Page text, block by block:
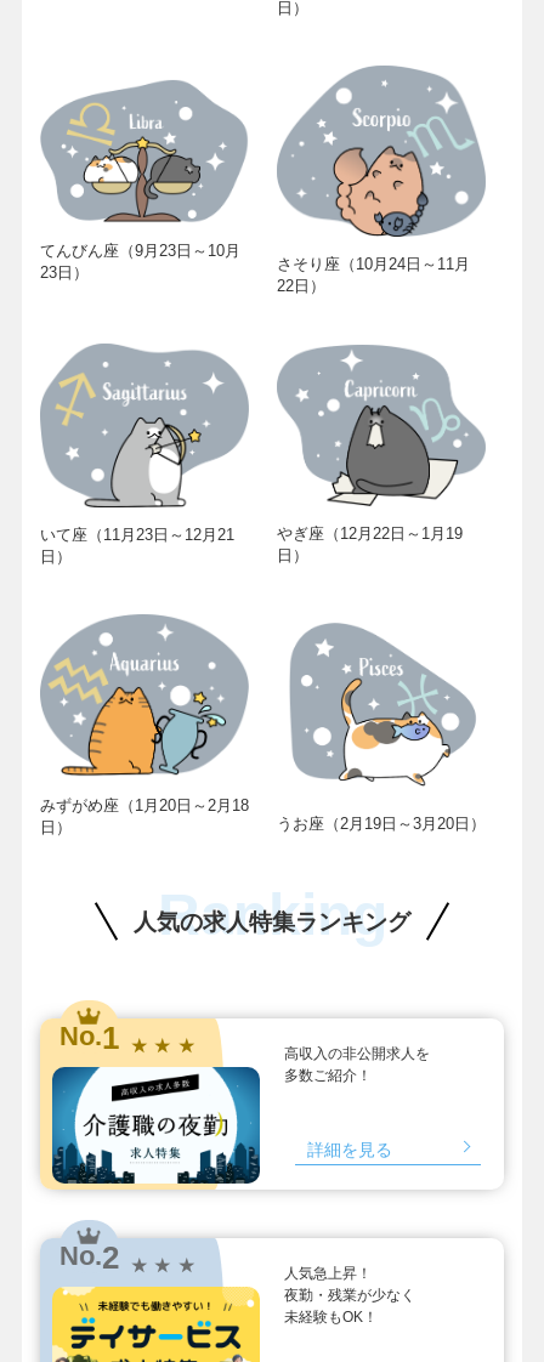
日）
てんびん座（9月23日～10月
23日）
さそり座（10月24日～11月
22日）
いて座（11月23日～12月21
日）
やぎ座（12月22日～1月19
日）
みずがめ座（1月20日～2月18
日）
うお座（2月19日～3月20日）
人気の求人特集ランキング
Ranking
No.1 ★ ★ ★
高収入の非公開求人を
多数ご紹介！
詳細を見る
No.2 ★ ★ ★
人気急上昇！
夜勤・残業が少なく
未経験もOK！